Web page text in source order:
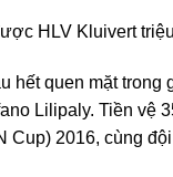
HLV Kluivert
hết quen mặt
Lilipaly. Tiền vệ
Cup) 2016, cùng